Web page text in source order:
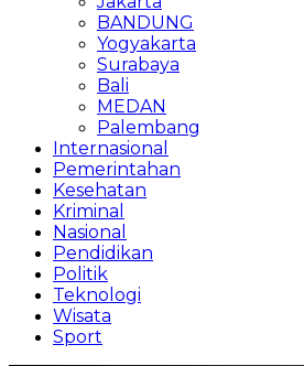
BANDUNG
Yogyakarta
Surabaya
Bali
MEDAN
Palembang
Internasional
Pemerintahan
Kesehatan
Kriminal
Nasional
Pendidikan
Politik
Teknologi
Wisata
Sport